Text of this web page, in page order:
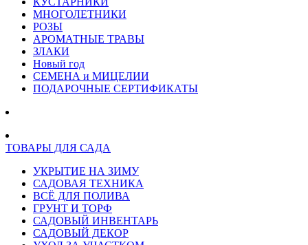
МНОГОЛЕТНИКИ
РОЗЫ
АРОМАТНЫЕ ТРАВЫ
ЗЛАКИ
Новый год
СЕМЕНА и МИЦЕЛИИ
ПОДАРОЧНЫЕ СЕРТИФИКАТЫ
ТОВАРЫ ДЛЯ САДА
УКРЫТИЕ НА ЗИМУ
САДОВАЯ ТЕХНИКА
ВСЁ ДЛЯ ПОЛИВА
ГРУНТ И ТОРФ
САДОВЫЙ ИНВЕНТАРЬ
САДОВЫЙ ДЕКОР